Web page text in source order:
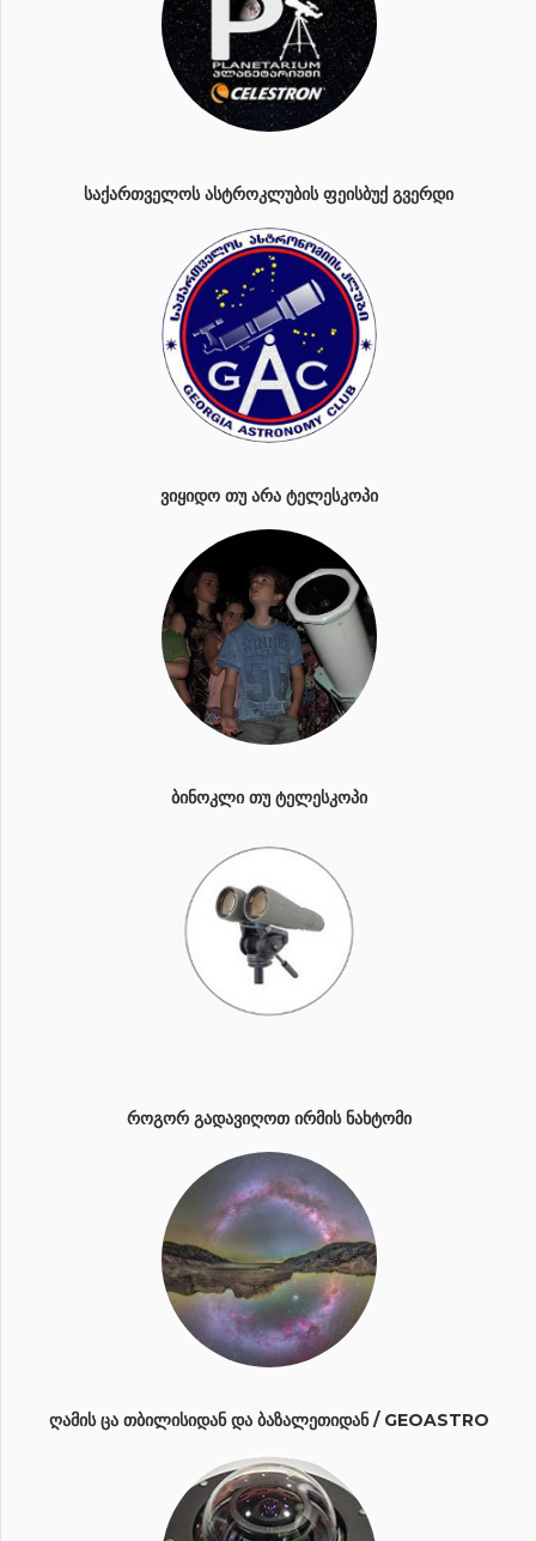
ᲡᲐᲥᲐᲠᲗᲕᲔᲚᲝᲡ ᲐᲡᲢᲠᲝᲙᲚᲣᲑᲘᲡ ᲤᲔᲘᲡᲑᲣᲥ ᲒᲕᲔᲠᲓᲘ
ᲕᲘᲧᲘᲓᲝ ᲗᲣ ᲐᲠᲐ ᲢᲔᲚᲔᲡᲙᲝᲞᲘ
ᲑᲘᲜᲝᲙᲚᲘ ᲗᲣ ᲢᲔᲚᲔᲡᲙᲝᲞᲘ
ᲠᲝᲒᲝᲠ ᲒᲐᲓᲐᲕᲘᲦᲝᲗ ᲘᲠᲛᲘᲡ ᲜᲐᲮᲢᲝᲛᲘ
ᲦᲐᲛᲘᲡ ᲪᲐ ᲗᲑᲘᲚᲘᲡᲘᲓᲐᲜ ᲓᲐ ᲑᲐᲖᲐᲚᲔᲗᲘᲓᲐᲜ / GEOASTRO